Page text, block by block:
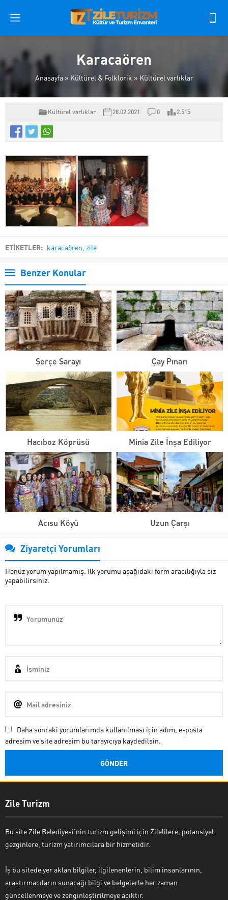
Karacaören
Anasayfa» Kültürel & Folklorik » Kültürel varlıklar
Kültürel varlıklar 28.02.2021 0 2.515
ETİKETLER: karacaören zile
Benzer Konular
Serçe Sarayı Çay Pınarı
Hacıboz Köprüsü Minia Zile İnşa Ediliyor
Acısu Köyü Uzun Çarşı
Ziyaretçi Yorumları
Henüz yorum yapılmamış. İlk yorumu aşağıdaki form aracılığıyla siz
yapabilirsiniz.
Daha sonraki yorumlarımda kullanılması için adım, e-posta
adresim ve site adresim bu tarayıcıya kaydedilsin.
Zile Turizm
Bu site Zile Belediyesi’nin turizm gelişimi için Zilelilere, potansiyel
gezginlere, turizm yatırımcılara bir hizmetidir.
İş bu sitede yer aklan bilgiler, ilgilenenlerin, bilim insanlarının,
araştırmacıların sunacağı bilgi ve belgelerle her zaman
güncellenmeye ve zenginleştirilmeye açıktır.